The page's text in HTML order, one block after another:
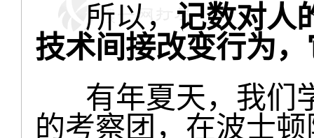
所以， 记数对人
技术间接改变行为
有年夏天，我们
的考察团，在波士